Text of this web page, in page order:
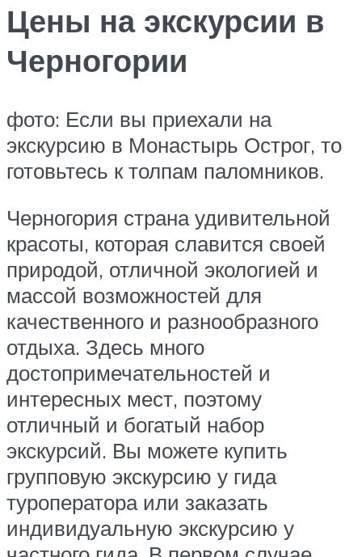
Цены на экскурсии в
Черногории
фото: Если вы приехали на
экскурсию в Монастырь Острог, то
готовьтесь к толпам паломников.
Черногория страна удивительной
красоты, которая славится своей
природой, отличной экологией и
массой возможностей для
качественного и разнообразного
отдыха. Здесь много
достопримечательностей и
интересных мест, поэтому
отличный и богатый набор
экскурсий. Вы можете купить
групповую экскурсию у гида
туроператора или заказать
индивидуальную экскурсию у